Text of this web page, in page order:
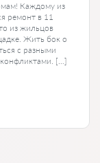
Каждому из
ремонт в 11
из жильцов
Жить бок о
с разными
[…]